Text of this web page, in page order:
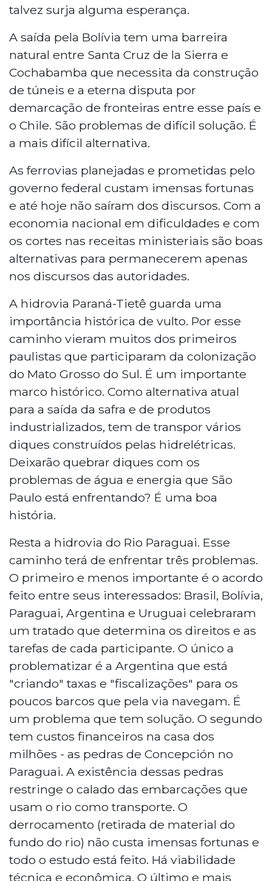
talvez surja alguma esperança.
A saída pela Bolívia tem uma barreira
natural entre Santa Cruz de la Sierra e
Cochabamba que necessita da construção
de túneis e a eterna disputa por
demarcação de fronteiras entre esse país e
o Chile. São problemas de difícil solução. É
a mais difícil alternativa.
As ferrovias planejadas e prometidas pelo
governo federal custam imensas fortunas
e até hoje não saíram dos discursos. Com a
economia nacional em dificuldades e com
os cortes nas receitas ministeriais são boas
alternativas para permanecerem apenas
nos discursos das autoridades.
A hidrovia Paraná-Tietê guarda uma
importância histórica de vulto. Por esse
caminho vieram muitos dos primeiros
paulistas que participaram da colonização
do Mato Grosso do Sul. É um importante
marco histórico. Como alternativa atual
para a saída da safra e de produtos
industrializados, tem de transpor vários
diques construídos pelas hidrelétricas.
Deixarão quebrar diques com os
problemas de água e energia que São
Paulo está enfrentando? É uma boa
história.
Resta a hidrovia do Rio Paraguai. Esse
caminho terá de enfrentar três problemas.
O primeiro e menos importante é o acordo
feito entre seus interessados: Brasil, Bolívia,
Paraguai, Argentina e Uruguai celebraram
um tratado que determina os direitos e as
tarefas de cada participante. O único a
problematizar é a Argentina que está
"criando" taxas e "fiscalizações" para os
poucos barcos que pela via navegam. É
um problema que tem solução. O segundo
tem custos financeiros na casa dos
milhões - as pedras de Concepción no
Paraguai. A existência dessas pedras
restringe o calado das embarcações que
usam o rio como transporte. O
derrocamento (retirada de material do
fundo do rio) não custa imensas fortunas e
todo o estudo está feito. Há viabilidade
técnica e econômica. O último e mais